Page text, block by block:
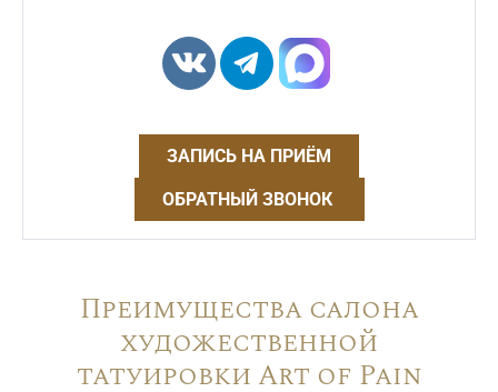
ЗАПИСЬ НА ПРИЁМ
ОБРАТНЫЙ ЗВОНОК
Преимущества салона
художественной
татуировки Art of Pain